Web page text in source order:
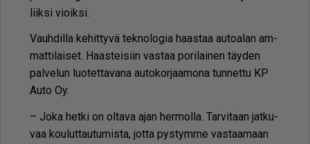
liik­si vi­oik­si.
Vauh­dil­la ke­hit­ty­vä tek­no­lo­gia haas­taa au­to­a­lan am­
mat­ti­lai­set. Haas­tei­siin vas­taa po­ri­lai­nen täy­den
pal­ve­lun luo­tet­ta­va­na au­to­kor­jaa­mo­na tun­net­tu KP
Au­to Oy.
– Joka het­ki on ol­ta­va ajan her­mol­la. Tar­vi­taan jat­ku­
vaa kou­lut­tau­tu­mis­ta, jot­ta pys­tym­me vas­taa­maan